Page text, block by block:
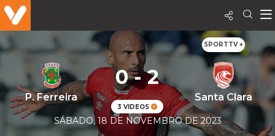
SPORTTV +
P. Ferreira
0 - 2
3 VIDEOS
Santa Clara
SÁBADO, 18 DE NOVEMBRO DE 2023